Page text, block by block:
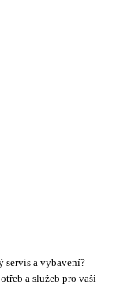
servis a vybavení?
a služeb pro vaši